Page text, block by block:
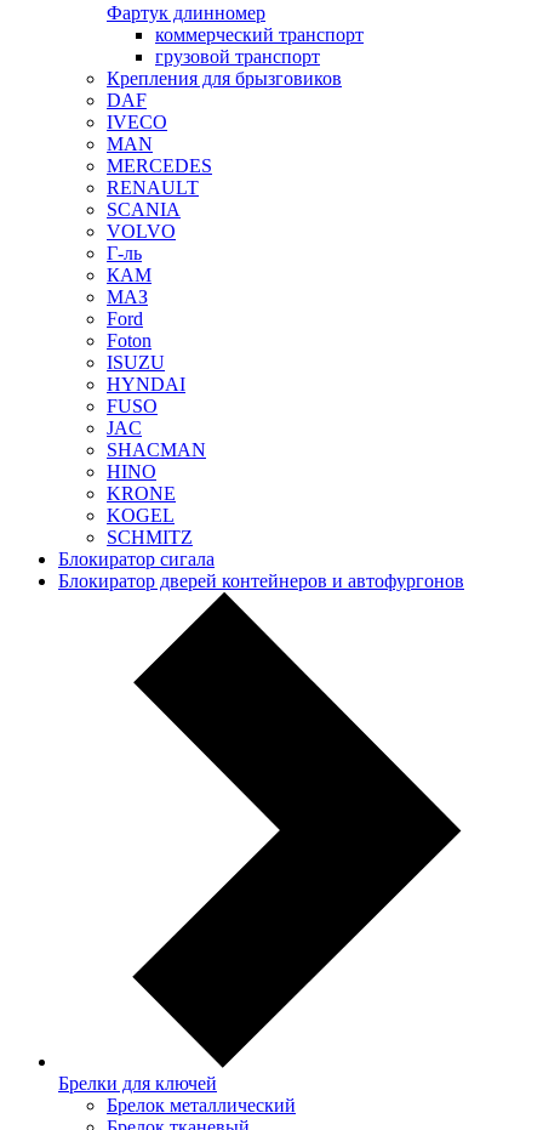
Фартук длинномер
коммерческий транспорт
грузовой транспорт
Крепления для брызговиков
DAF
IVECO
MAN
MERCEDES
RENAULT
SCANIA
VOLVO
Г-ль
КАМ
МАЗ
Ford
Foton
ISUZU
HYNDAI
FUSO
JAC
SHACMAN
HINO
KRONE
KOGEL
SCHMITZ
Блокиратор сигала
Блокиратор дверей контейнеров и автофургонов
Брелки для ключей
Брелок металлический